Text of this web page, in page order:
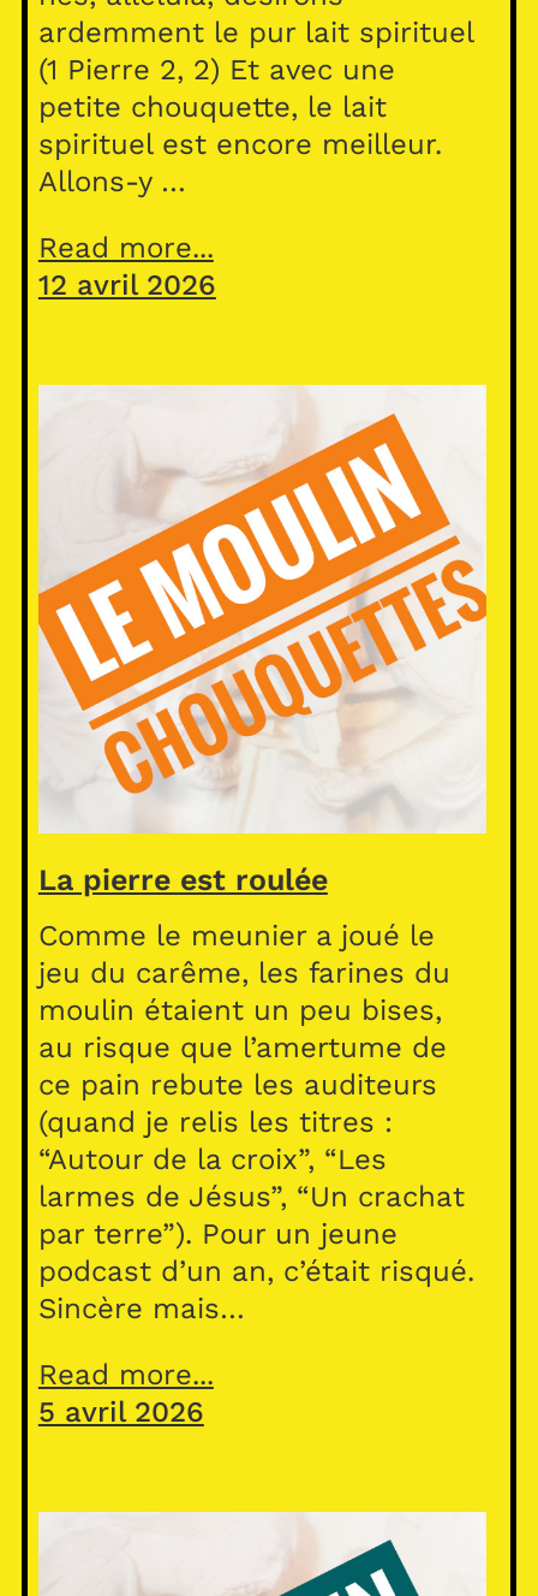
ardemment le pur lait spirituel
(1 Pierre 2, 2) Et avec une
petite chouquette, le lait
spirituel est encore meilleur.
Allons-y …
Read more...
12 avril 2026
La pierre est roulée
Comme le meunier a joué le
jeu du carême, les farines du
moulin étaient un peu bises,
au risque que l’amertume de
ce pain rebute les auditeurs
(quand je relis les titres :
“Autour de la croix”, “Les
larmes de Jésus”, “Un crachat
par terre”). Pour un jeune
podcast d’un an, c’était risqué.
Sincère mais…
Read more...
5 avril 2026